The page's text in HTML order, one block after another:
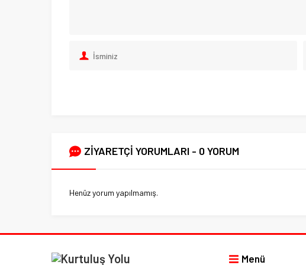
ZİYARETÇİ YORUMLARI - 0 YORUM
Henüz yorum yapılmamış.
Menü